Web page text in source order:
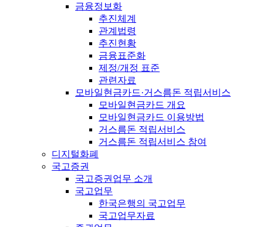
금융정보화
추진체계
관계법령
추진현황
금융표준화
제정/개정 표준
관련자료
모바일현금카드·거스름돈 적립서비스
모바일현금카드 개요
모바일현금카드 이용방법
거스름돈 적립서비스
거스름돈 적립서비스 참여
디지털화폐
국고증권
국고증권업무 소개
국고업무
한국은행의 국고업무
국고업무자료